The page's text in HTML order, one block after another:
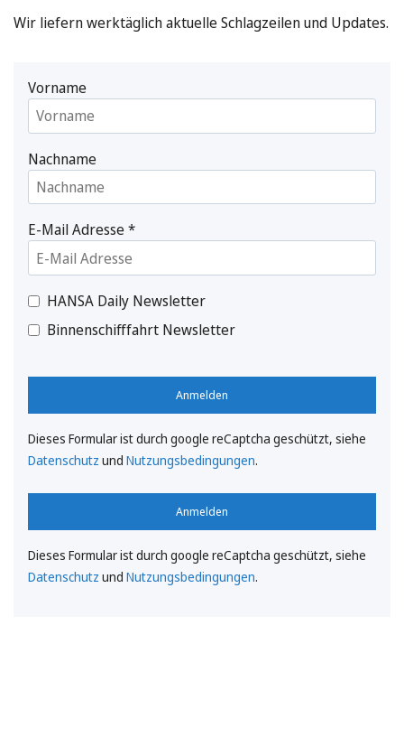
Wir liefern werktäglich aktuelle Schlagzeilen und Updates.
Vorname
Nachname
E-Mail Adresse*
HANSA Daily Newsletter
Binnenschifffahrt Newsletter
Anmelden
Dieses Formular ist durch google reCaptcha geschützt, siehe
Datenschutz und Nutzungsbedingungen.
Anmelden
Dieses Formular ist durch google reCaptcha geschützt, siehe
Datenschutz und Nutzungsbedingungen.